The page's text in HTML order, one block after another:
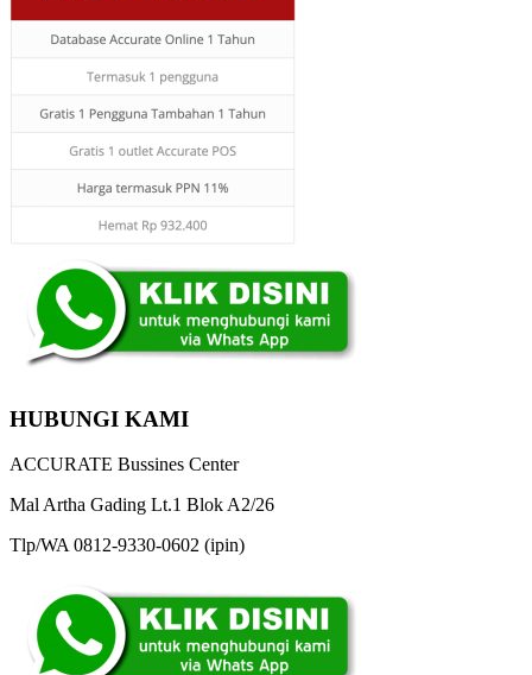
HUBUNGI KAMI
ACCURATE Bussines Center
Mal Artha Gading Lt.1 Blok A2/26
Tlp/WA 0812-9330-0602 (ipin)